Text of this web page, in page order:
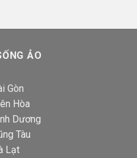
ẢO
Gòn
Hòa
Dương
Tàu
Lạt